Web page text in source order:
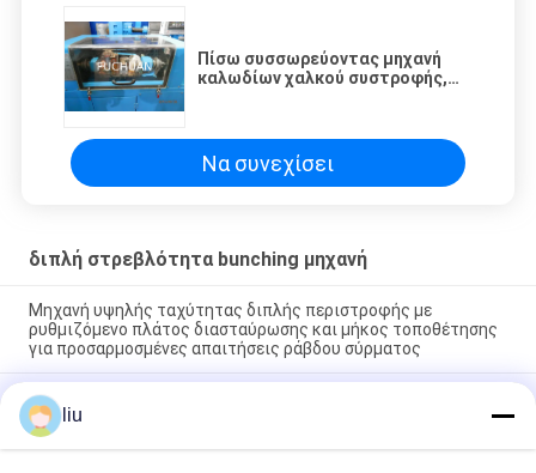
Πίσω συσσωρεύοντας μηχανή
καλωδίων χαλκού συστροφής,
3.7Kw
Να συνεχίσει
διπλή στρεβλότητα bunching μηχανή
Μηχανή υψηλής ταχύτητας διπλής περιστροφής με
ρυθμιζόμενο πλάτος διασταύρωσης και μήκος τοποθέτησης
για προσαρμοσμένες απαιτήσεις ράβδου σύρματος
Μηχανή διπλής περιστροφής για τη σύνδεση επτά ή
περισσοτέρων νημάτων από γυμνό χαλκό, κασσίτερο και
ασημένιο σύρμα
liu